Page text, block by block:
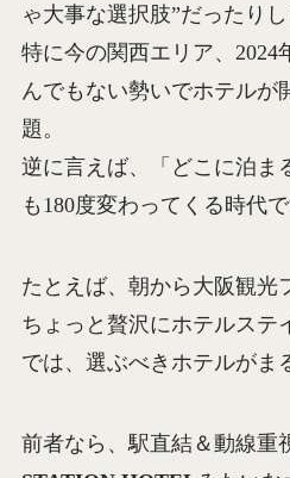
ゃ大事な選択肢”だったりし
特に今の関西エリア、2024
んでもない勢いでホテルが
題。
逆に言えば、「どこに泊ま
も180度変わってくる時代で
たとえば、朝から大阪観光
ちょっと贅沢にホテルステ
では、選ぶべきホテルがま
前者なら、駅直結＆動線重